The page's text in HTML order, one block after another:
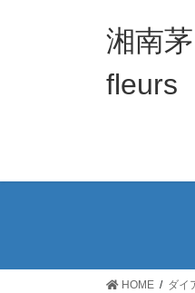
ッ
移
湘南
fleurs
HOME ダイ